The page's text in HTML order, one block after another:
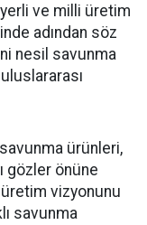
ve milli üretim
adından söz
nesil savunma
ürünleri,
gözler önüne
vizyonunu
savunma